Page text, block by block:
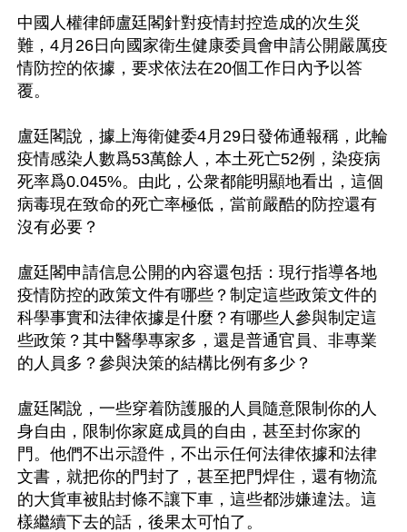
中國人權律師盧廷閣針對疫情封控造成的次生災
難，4月26日向國家衛生健康委員會申請公開嚴厲疫
情防控的依據，要求依法在20個工作日內予以答
覆。
盧廷閣說，據上海衛健委4月29日發佈通報稱，此輪
疫情感染人數爲53萬餘人，本土死亡52例，染疫病
死率爲0.045%。由此，公衆都能明顯地看出，這個
病毒現在致命的死亡率極低，當前嚴酷的防控還有
沒有必要？
盧廷閣申請信息公開的內容還包括：現行指導各地
疫情防控的政策文件有哪些？制定這些政策文件的
科學事實和法律依據是什麼？有哪些人參與制定這
些政策？其中醫學專家多，還是普通官員、非專業
的人員多？參與決策的結構比例有多少？
盧廷閣說，一些穿着防護服的人員隨意限制你的人
身自由，限制你家庭成員的自由，甚至封你家的
門。他們不出示證件，不出示任何法律依據和法律
文書，就把你的門封了，甚至把門焊住，還有物流
的大貨車被貼封條不讓下車，這些都涉嫌違法。這
樣繼續下去的話，後果太可怕了。